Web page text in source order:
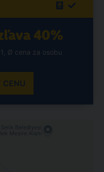
40%
Ø cena za osobu
CENU